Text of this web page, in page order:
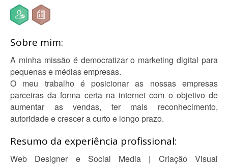
Sobre mim:
A minha missão é democratizar o marketing digital para
pequenas e médias empresas.
O meu trabalho é posicionar as nossas empresas
parceiras da forma certa na internet com o objetivo de
aumentar as vendas, ter mais reconhecimento,
autoridade e crescer a curto e longo prazo.
Resumo da experiência profissional:
Web Designer e Social Media | Criação Visual